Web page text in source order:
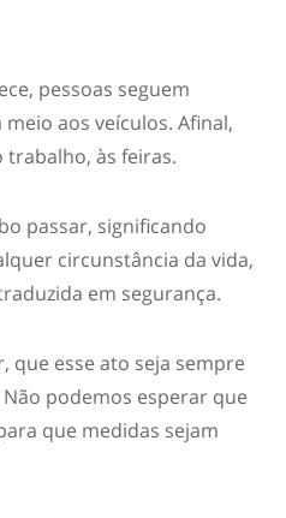
pessoas seguem
aos veículos. Afinal,
trabalho, às feiras.
passar, significando
circunstância da vida,
em segurança.
que esse ato seja sempre
podemos esperar que
que medidas sejam